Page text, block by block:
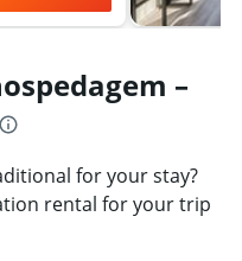
–
for your stay?
rental for your trip